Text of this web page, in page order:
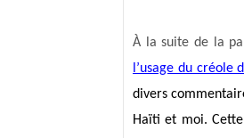
À la suite de la
l’usage du créole
divers
Haïti et moi.